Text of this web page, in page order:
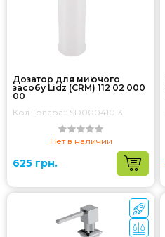
Дозатор для миючого
засобу Lidz (CRM) 112 02 000
00
Код Товара:: SD00041013
Нет в наличии
625 грн.